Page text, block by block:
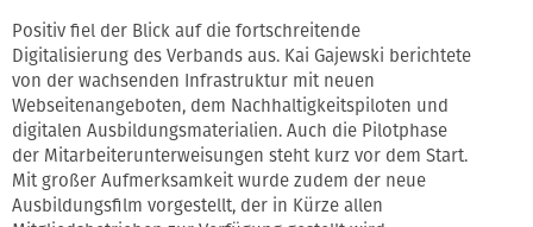
Positiv fiel der Blick auf die fortschreitende
Digitalisierung des Verbands aus. Kai Gajewski berichtete
von der wachsenden Infrastruktur mit neuen
Webseitenangeboten, dem Nachhaltigkeitspiloten und
digitalen Ausbildungsmaterialien. Auch die Pilotphase
der Mitarbeiterunterweisungen steht kurz vor dem Start.
Mit großer Aufmerksamkeit wurde zudem der neue
Ausbildungsfilm vorgestellt, der in Kürze allen